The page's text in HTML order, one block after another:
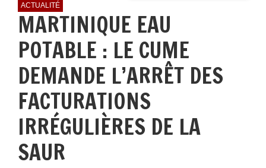
ACTUALITÉ
MARTINIQUE EAU
POTABLE : LE CUME
DEMANDE L’ARRÊT DES
FACTURATIONS
IRRÉGULIÈRES DE LA
SAUR